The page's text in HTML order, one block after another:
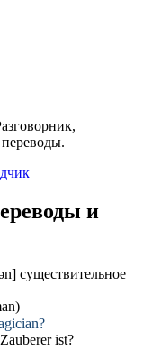
и
существительное
?
Zaubererist?